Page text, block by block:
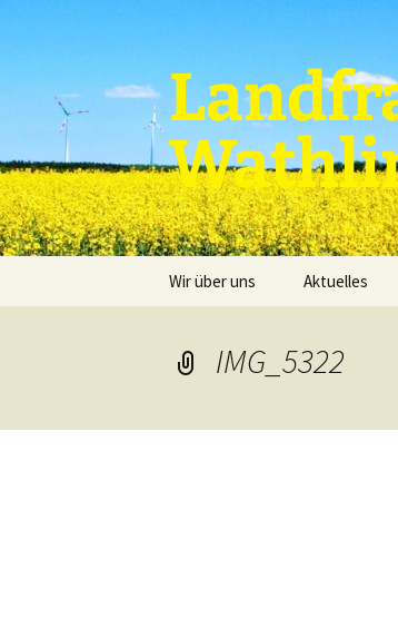
Wir über uns Aktuelles
IMG_5322